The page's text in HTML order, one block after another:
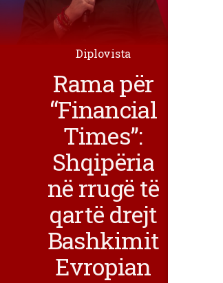
Diplovista
Rama për
“Financial
Times”:
Shqipëria
në rrugë të
qartë drejt
Bashkimit
Evropian